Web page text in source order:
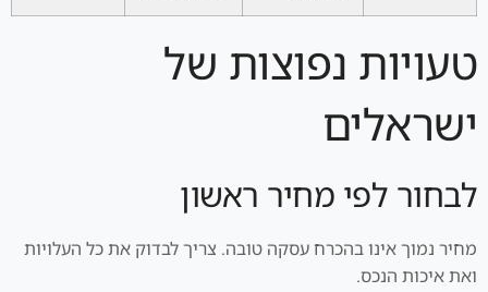
טעויות נפוצות של
ישראלים
לבחור לפי מחיר ראשון
מחיר נמוך אינו בהכרח עסקה טובה. צריך לבדוק את כל העלויות
ואת איכות הנכס.